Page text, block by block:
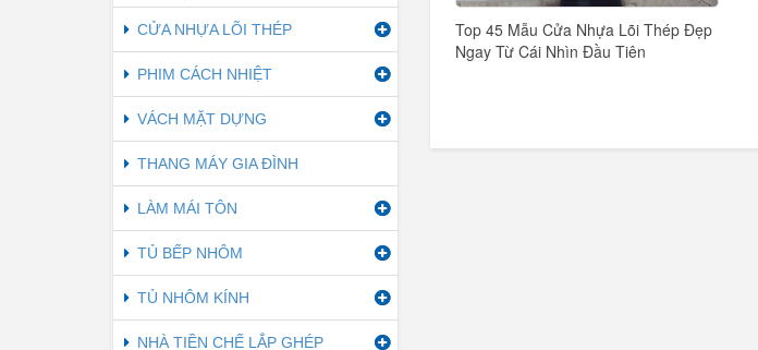
CỬA NHỰA LÕI THÉP
PHIM CÁCH NHIỆT
VÁCH MẶT DỰNG
THANG MÁY GIA ĐÌNH
LÀM MÁI TÔN
TỦ BẾP NHÔM
TỦ NHÔM KÍNH
NHÀ TIỀN CHẾ LẮP GHÉP
Top 45 Mẫu Cửa Nhựa Lõi Thép Đẹp
Ngay Từ Cái Nhìn Đầu Tiên